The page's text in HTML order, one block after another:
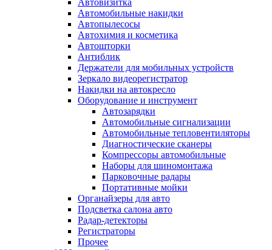
Автовизитка
Автомобильные накидки
Автопылесосы
Автохимия и косметика
Автошторки
Антиблик
Держатели для мобильных устройств
Зеркало видеорегистратор
Накидки на автокресло
Оборудование и инструмент
Автозарядки
Автомобильные сигнализации
Автомобильные тепловентиляторы
Диагностические сканеры
Компрессоры автомобильные
Наборы для шиномонтажа
Парковочные радары
Портативные мойки
Органайзеры для авто
Подсветка салона авто
Радар-детекторы
Регистраторы
Прочее